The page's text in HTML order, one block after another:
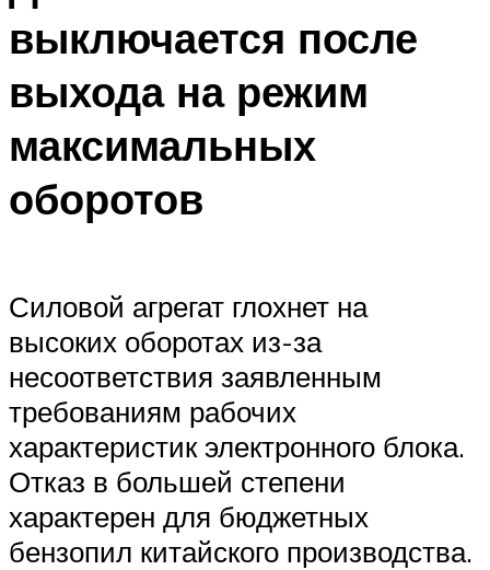
выключается после
выхода на режим
максимальных
оборотов
Силовой агрегат глохнет на
высоких оборотах из-за
несоответствия заявленным
требованиям рабочих
характеристик электронного блока.
Отказ в большей степени
характерен для бюджетных
бензопил китайского производства.